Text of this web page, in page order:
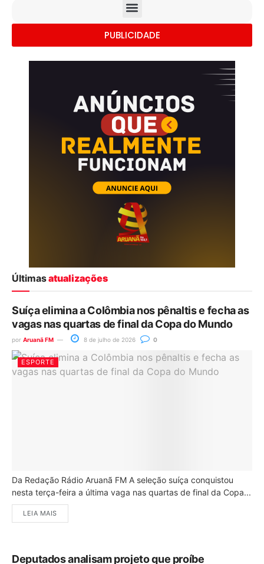
PUBLICIDADE
Últimasatualizações
Suíça elimina a Colômbia nos pênaltis e fecha as
vagas nas quartas de final da Copa do Mundo
por Aruanã FM 8 de julho de 2026 0
ESPORTE
Da Redação Rádio Aruanã FM A seleção suíça conquistou
nesta terça-feira a última vaga nas quartas de final da Copa...
LEIA MAIS
Deputados analisam projeto que proíbe